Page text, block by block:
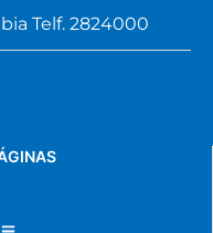
Telf. 2824000